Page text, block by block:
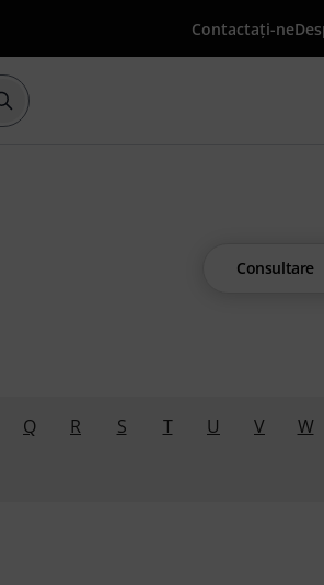
Contactaţi-ne
Începeți căutarea cu termenul de
Consultare
Q R S T U V
W